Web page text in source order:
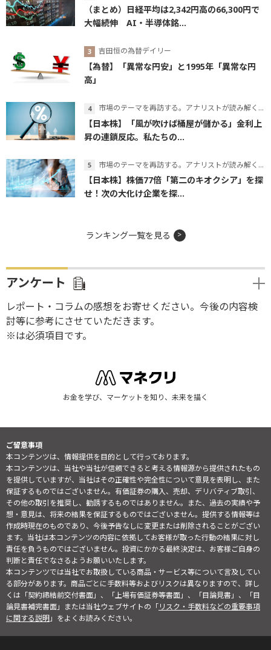
（まとめ）日経平均は2,342円高の66,300円で
大幅続伸 AI・半導体銘...
吉田恒の為替デイリー
【為替】「異常な円安」と1995年「異常な円
高」
市場のテーマを再訪する。アナリストが読み解くテーマの本質
【日本株】「風が吹けば桶屋が儲かる」金利上
昇の連鎖反応。私たちの...
市場のテーマを再訪する。アナリストが読み解くテーマの本質
【日本株】株価77倍「第二のキオクシア」を探
せ！次の大化け企業を探...
ランキング一覧を見る
アンケート
レポート・コラムの感想をお寄せください。今後の内容検
討等に参考にさせていただきます。
※は必須項目です。
お金を学び、マーケットを知り、未来を描く
ご留意事項
本コンテンツは、情報提供を目的として行っております。
本コンテンツは、当社や当社が信頼できると考える情報源から提供されたもの
を提供していますが、当社はその正確性や完全性について意見を表明し、また
保証するものではございません。有価証券の購入、売却、デリバティブ取引、
その他の取引を推奨し、勧誘するものではありません。また、過去の実績や予
想・意見は、将来の結果を保証するものではございません。提供する情報等は
作成時現在のものであり、今後予告なしに変更または削除されることがござい
ます。当社は本コンテンツの内容に依拠してお客様が取った行動の結果に対し
責任を負うものではございません。投資にかかる最終決定は、お客様ご自身の
判断と責任でなさるようお願いいたします。
本コンテンツでは当社でお取扱している商品・サービス等について言及してい
る部分があります。商品ごとに手数料等およびリスクは異なりますので、詳し
くは「契約締結前交付書面」、「上場有価証券等書面」、「目論見書」、「目
論見書補完書面」または当社ウェブサイトの「リスク・手数料などの重要事項
に関する説明」をよくお読みください。